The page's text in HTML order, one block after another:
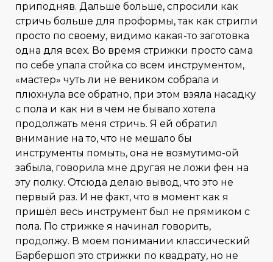
приподняв. Дальше больше, спросили как
стричь больше для проформы, так как стригли
просто по своему, видимо какая-то заготовка
одна для всех. Во время стрижки просто сама
по себе упала стойка со всем инструментом,
«мастер» чуть ли не веником собрала и
плюхнула все обратно, при этом взяла насадку
с пола и как ни в чем не бывало хотела
продолжать меня стричь. Я ей обратил
внимание на то, что не мешало бы
инструменты помыть, она не возмутимо-ой
забыла, говорила мне другая не ложи фен на
эту полку. Отсюда делаю вывод, что это не
первый раз. И не факт, что в момент как я
пришёл весь инструмент был не прямиком с
пола. По стрижке я начинал говорить,
продолжу. В моем понимании классический
Барбершоп это стрижки по квадрату, но не